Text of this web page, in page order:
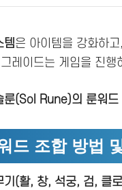
템은 아이템을 강화하
레이드는 게임을 진
룬(Sol Rune)의 룬워
드 조합 방법
기(활, 창, 석궁, 검, 클